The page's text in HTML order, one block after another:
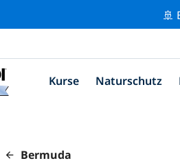
🚢
Kurse Naturschutz
Bermuda